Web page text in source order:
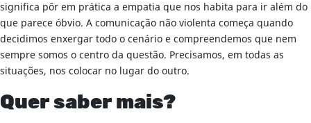
significa pôr em prática a empatia que nos habita para ir além do
que parece óbvio. A comunicação não violenta começa quando
decidimos enxergar todo o cenário e compreendemos que nem
sempre somos o centro da questão. Precisamos, em todas as
situações, nos colocar no lugar do outro.
Quer saber mais?